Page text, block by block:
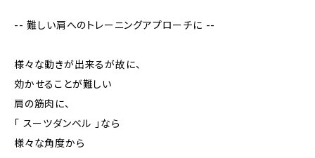
-- 難しい肩へのトレーニングアプローチに --
様々な動きが出来るが故に、
効かせることが難しい
肩の筋肉に、
「 スーツダンベル 」なら
様々な角度から